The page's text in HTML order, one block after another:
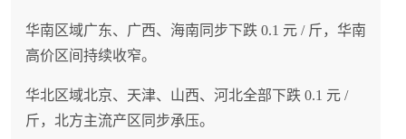
上涨区域：黑龙江养殖户错峰出栏、压栏观望，市
场可售肥猪偏少；下跌区域：山西、西北部分养殖
持平区域：绝大多数省份养殖户均衡错峰出栏，供
给与终端消费双向平衡，无集中出栏、大规模抢猪
华南区域广东、广西、海南同步下跌 0.1 元 / 斤，华南
高价区间持续收窄。
华北区域北京、天津、山西、河北全部下跌 0.1 元 /
斤，北方主流产区同步承压。